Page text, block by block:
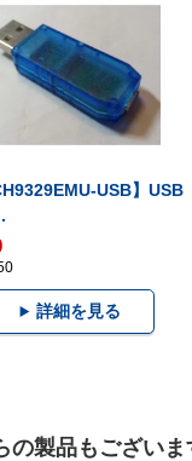
USB】USB
詳細を見る
製品もございま